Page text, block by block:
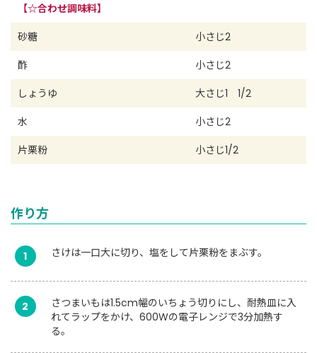
【☆合わせ調味料】
砂糖
小さじ2
酢
小さじ2
しょうゆ
大さじ1 1/2
水
小さじ2
片栗粉
小さじ1/2
作り方
1 さけは一口大に切り、塩をして片栗粉をまぶす。
2
さつまいもは1.5cm幅のいちょう切りにし、耐熱皿に入
れてラップをかけ、600Wの電子レンジで3分加熱す
る。